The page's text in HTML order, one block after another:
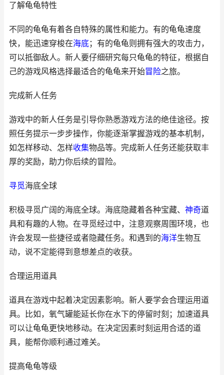
了解龟龟特性
不同的龟龟有着各自特殊的属性和能力。有的龟龟速度
快，能迅速穿梭在海底；有的龟龟则拥有强大的攻击力，
可以抵御敌人。新人要仔细研究每只龟龟的特征，根据自
己的游戏风格选择最适合的龟龟来开始冒险之旅。
完成新人任务
游戏中的新人任务是引导你熟悉游戏方法的绝佳途径。按
照任务提示一步步操作，你能逐渐掌握游戏的基本机制，
如怎样移动、怎样收集物品等。完成新人任务还能获取丰
厚的奖励，助力你后续的冒险。
寻觅海底全球
积极寻觅广阔的海底全球。海底隐藏着各种宝藏、 神奇道
具和有趣的人物。在寻觅经过中，注意观察周围环境，也
许会发现一些捷径或者隐藏任务。和遇到的海洋生物互
动，说不定能得到意想差点的收获。
合理运用道具
道具在游戏中起着决定因素影响。新人要学会合理运用道
具。比如，氧气罐能延长你在水下的停留时刻；加速道具
可以让龟龟更快地移动。在决定因素时刻运用合适的道
具，能帮你顺利通过难关。
提高龟龟等级